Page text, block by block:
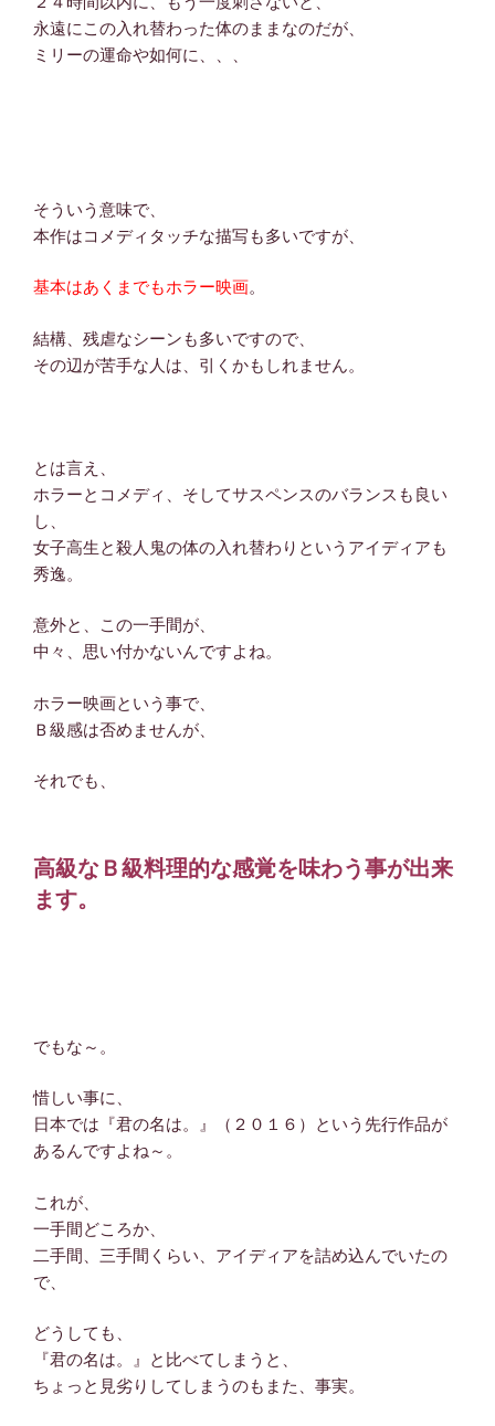
永遠にこの入れ替わった体のままなのだが、
ミリーの運命や如何に、、、
そういう意味で、
本作はコメディタッチな描写も多いですが、
基本はあくまでもホラー映画。
結構、残虐なシーンも多いですので、
その辺が苦手な人は、引くかもしれません。
とは言え、
ホラーとコメディ、そしてサスペンスのバランスも良い
し、
女子高生と殺人鬼の体の入れ替わりというアイディアも
秀逸。
意外と、この一手間が、
中々、思い付かないんですよね。
ホラー映画という事で、
Ｂ級感は否めませんが、
それでも、
高級なＢ級料理的な感覚を味わう事が出来
ます。
でもな～。
惜しい事に、
日本では『君の名は。』（２０１６）という先行作品が
あるんですよね～。
これが、
一手間どころか、
二手間、三手間くらい、アイディアを詰め込んでいたの
で、
どうしても、
『君の名は。』と比べてしまうと、
ちょっと見劣りしてしまうのもまた、事実。